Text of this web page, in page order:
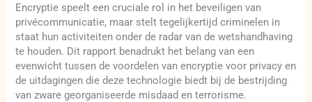
Encryptie speelt een cruciale rol in het beveiligen van
privécommunicatie, maar stelt tegelijkertijd criminelen in
staat hun activiteiten onder de radar van de wetshandhaving
te houden. Dit rapport benadrukt het belang van een
evenwicht tussen de voordelen van encryptie voor privacy en
de uitdagingen die deze technologie biedt bij de bestrijding
van zware georganiseerde misdaad en terrorisme.